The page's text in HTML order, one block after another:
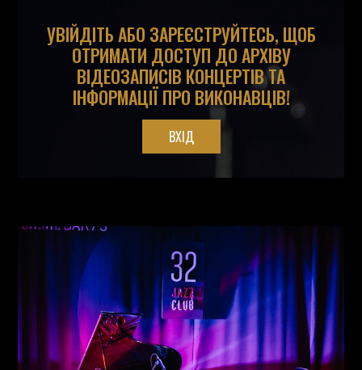
УВІЙДІТЬ АБО ЗАРЕЄСТРУЙТЕСЬ, ЩОБ
ОТРИМАТИ ДОСТУП ДО АРХІВУ
ВІДЕОЗАПИСІВ КОНЦЕРТІВ ТА
ІНФОРМАЦІЇ ПРО ВИКОНАВЦІВ!
ВХІД